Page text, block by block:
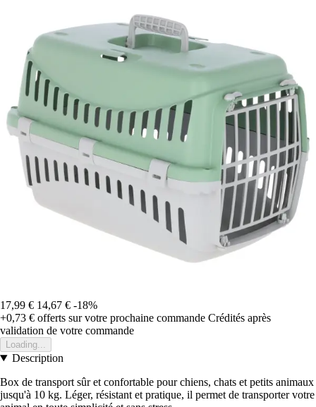
17,99 € 14,67 € -18%
+0,73 € offerts sur votre prochaine commande Crédités après
validation de votre commande
Loading...
Description
Box de transport sûr et confortable pour chiens, chats et petits animaux
jusqu'à 10 kg. Léger, résistant et pratique, il permet de transporter votre